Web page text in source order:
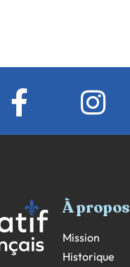
À propos
Mission
Historique